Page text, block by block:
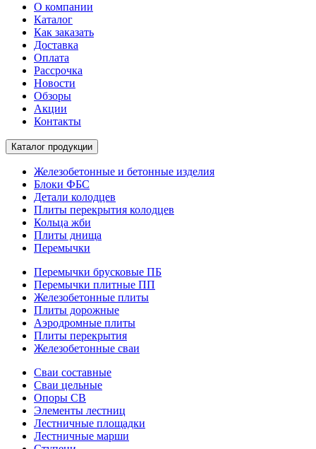
О компании
Каталог
Как заказать
Доставка
Оплата
Рассрочка
Новости
Обзоры
Акции
Контакты
Каталог продукции
Железобетонные и бетонные изделия
Блоки ФБС
Детали колодцев
Плиты перекрытия колодцев
Кольца жби
Плиты днища
Перемычки
Перемычки брусковые ПБ
Перемычки плитные ПП
Железобетонные плиты
Плиты дорожные
Аэродромные плиты
Плиты перекрытия
Железобетонные сваи
Сваи составные
Сваи цельные
Опоры СВ
Элементы лестниц
Лестничные площадки
Лестничные марши